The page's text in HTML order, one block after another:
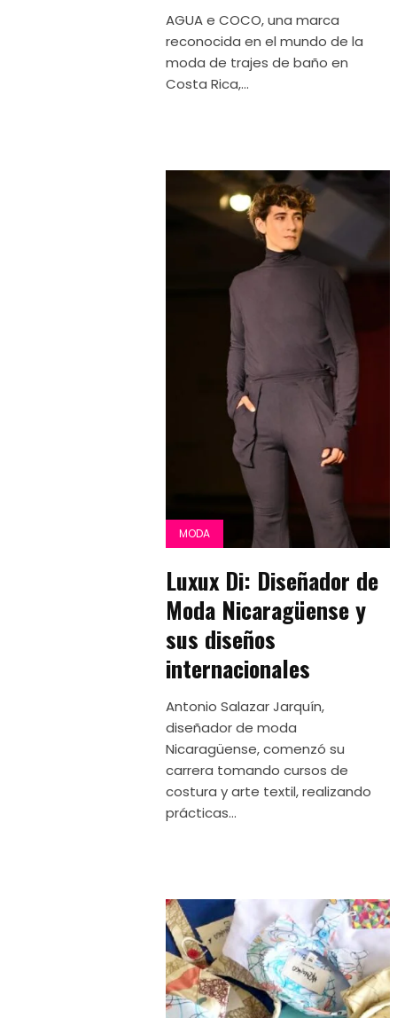
AGUA e COCO, una marca
reconocida en el mundo de la
moda de trajes de baño en
Costa Rica,...
MODA
Luxux Di: Diseñador de
Moda Nicaragüense y
sus diseños
internacionales
Antonio Salazar Jarquín,
diseñador de moda
Nicaragüense, comenzó su
carrera tomando cursos de
costura y arte textil, realizando
prácticas...